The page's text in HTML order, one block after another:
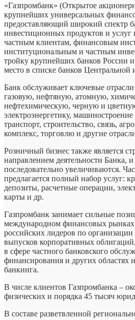
«Газпромбанк» (Открытое
крупнейших универсальных
предоставляющий широкий спектр
инвестиционных продуктов и услуг
частным клиентам, финансовым
институциональным и частным
тройку крупнейших банков России и
место в списке банков
Банк обслуживает ключевые
газовую, нефтяную, атомную,
нефтехимическую, черную и
электроэнергетику, машиностроение
транспорт, строительство, связь,
комплекс, торговлю и другие
Розничный бизнес также является
направлением деятельности Банка,
последовательно увеличиваются.
предлагается полный набор услуг:
депозиты, расчетные операции,
карты и др.
Газпромбанк занимает сильные
международном финансовых
российских лидеров по
выпусков корпоративных
в сфере частного банковского
финансирования и других областях
банкинга.
В числе клиентов Газпромбанка –
физических и порядка 45 тысяч
В составе разветвленной